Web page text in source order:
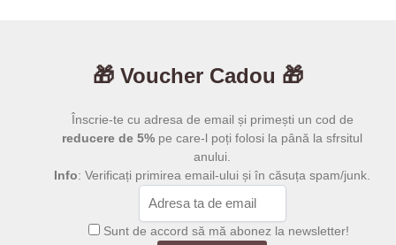
🎁 Voucher Cadou 🎁
Înscrie-te cu adresa de email și primești un cod de
reducere de 5% pe care-l poți folosi la până la sfrsitul
anului.
Info: Verificați primirea email-ului și în căsuța spam/junk.
Sunt de accord să mă abonez la newsletter!